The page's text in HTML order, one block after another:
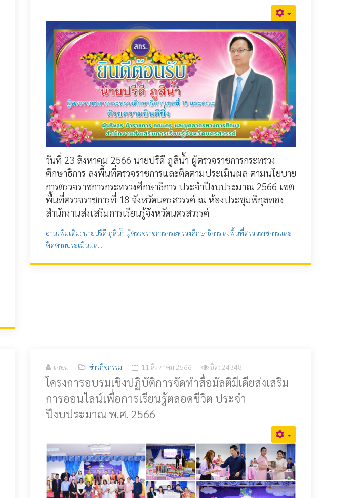
วันที่ 23 สิงหาคม 2566 นายปรีดี ภูสีน้ำ ผู้ตรวจราชการกระทรวง
ศึกษาธิการ ลงพื้นที่ตรวจราชการและติดตามประเมินผล ตามนโยบาย
การตรวจราชการกระทรวงศึกษาธิการ ประจำปีงบประมาณ 2566 เขต
พื้นที่ตรวจราชการที่ 18 จังหวัดนครสวรรค์ ณ ห้องประชุมพิกุลทอง
สำนักงานส่งเสริมการเรียนรู้จังหวัดนครสวรรค์
อ่านเพิ่มเติม: นายปรีดี ภูสีน้ำ ผู้ตรวจราชการกระทรวงศึกษาธิการ ลงพื้นที่ตรวจราชการและ
ติดตามประเมินผล...
เกษม ข่าวกิจกรรม 11 สิงหาคม 2566 ฮิต: 24348
โครงการอบรมเชิงปฏิบัติการจัดทำสื่อมัลติมีเดียส่งเสริม
การออนไลน์เพื่อการเรียนรู้ตลอดชีวิต ประจำ
ปีงบประมาณ พ.ศ. 2566